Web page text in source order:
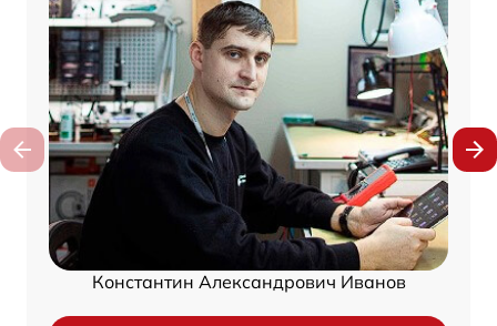
Константин Александрович Иванов